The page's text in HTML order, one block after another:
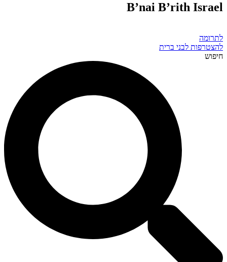
B’nai B’rith Israel
לתרומה
להצטרפות לבני ברית
חיפוש